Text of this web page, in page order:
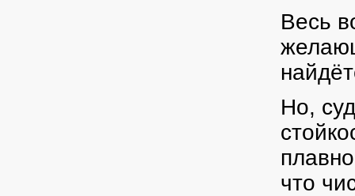
Весь
Но,
что